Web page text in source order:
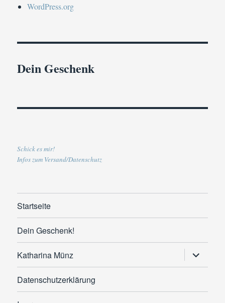
WordPress.org
Dein Geschenk
Schick es mir!
Infos zum Versand/Datenschutz
Startseite
Dein Geschenk!
Katharina Münz
anzeigen
Datenschutzerklärung